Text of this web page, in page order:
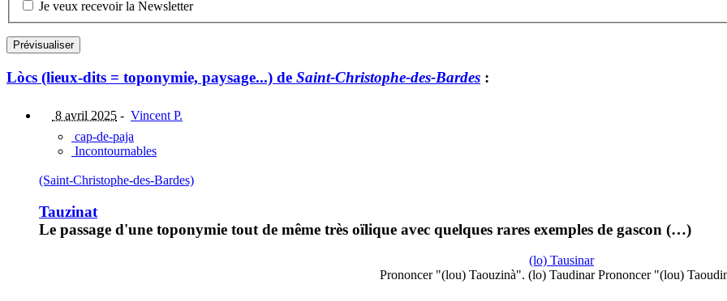
Je veux recevoir la Newsletter
Lòcs (lieux-dits = toponymie, paysage...) de Saint-Christophe-des-Bardes :
8 avril 2025 - Vincent P.
cap-de-paja
Incontournables
(Saint-Christophe-des-Bardes)
Tauzinat
Le passage d'une toponymie tout de même très oïlique avec quelques rares exemples de gascon (…)
(lo) Tausinar
Prononcer "(lou) Taouzinà". (lo) Taudinar Prononcer "(lou)